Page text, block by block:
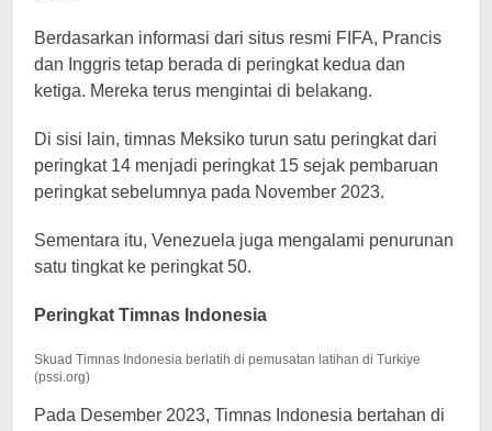
Berdasarkan informasi dari situs resmi FIFA, Prancis
dan Inggris tetap berada di peringkat kedua dan
ketiga. Mereka terus mengintai di belakang.
Di sisi lain, timnas Meksiko turun satu peringkat dari
peringkat 14 menjadi peringkat 15 sejak pembaruan
peringkat sebelumnya pada November 2023.
Sementara itu, Venezuela juga mengalami penurunan
satu tingkat ke peringkat 50.
Peringkat Timnas Indonesia
Skuad Timnas Indonesia berlatih di pemusatan latihan di Turkiye
(pssi.org)
Pada Desember 2023, Timnas Indonesia bertahan di